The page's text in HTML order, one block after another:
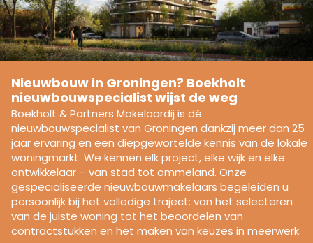
Nieuwbouw in Groningen? Boekholt
nieuwbouwspecialist wijst de weg
Boekholt & Partners Makelaardij is dé
nieuwbouwspecialist van Groningen dankzij meer dan 25
jaar ervaring en een diepgewortelde kennis van de lokale
woningmarkt. We kennen elk project, elke wijk en elke
ontwikkelaar – van stad tot ommeland. Onze
gespecialiseerde nieuwbouwmakelaars begeleiden u
persoonlijk bij het volledige traject: van het selecteren
van de juiste woning tot het beoordelen van
contractstukken en het maken van keuzes in meerwerk.